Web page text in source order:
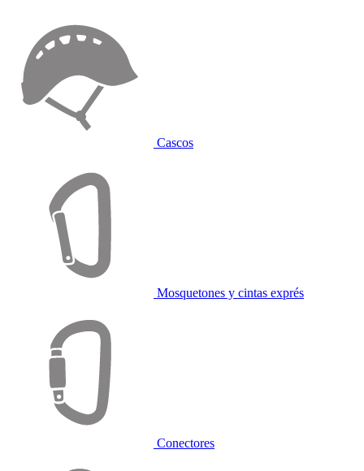
Cascos
Mosquetones y cintas exprés
Conectores